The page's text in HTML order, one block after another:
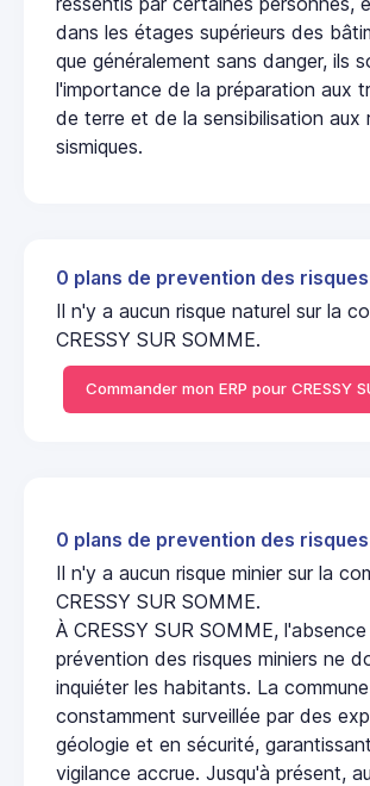
dans les étages supérieurs des
que généralement sans danger, ils
l'importance de la préparation aux
de terre et de la sensibilisation aux
sismiques.
0 plans de prevention des
Il n'y a aucun risque naturel sur la
CRESSY SUR SOMME.
Commander mon ERP pour CRESSY
0 plans de prevention des
Il n'y a aucun risque minier sur la
CRESSY SUR SOMME.
À CRESSY SUR SOMME,
prévention des risques miniers ne
inquiéter les habitants. La
constamment surveillée par des
géologie et en sécurité,
vigilance accrue. Jusqu'à présent,